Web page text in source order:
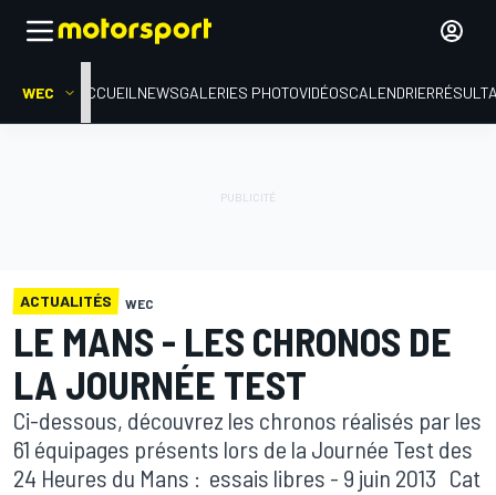
WEC ACCUEIL NEWSGALERIES PHOTOVIDÉOSCALENDRIER
ACTUALITÉS WEC
LE MANS - LES CHRONOS DE
LA JOURNÉE TEST
Ci-dessous, découvrez les chronos réalisés par les
61 équipages présents lors de la Journée Test des
24 Heures du Mans : essais libres - 9 juin 2013 Cat